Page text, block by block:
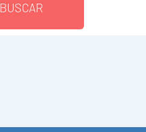
BUSCAR